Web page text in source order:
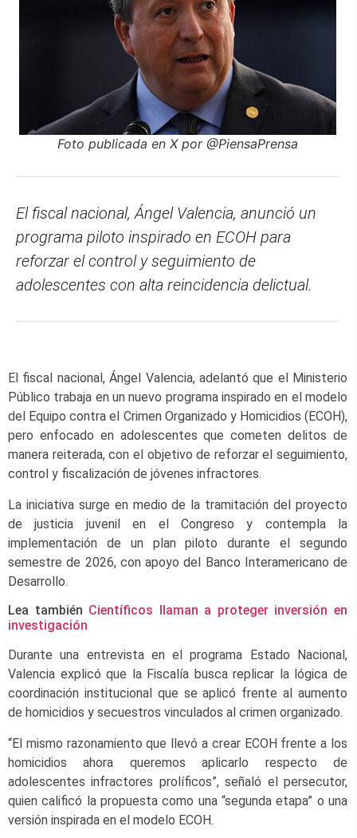
Foto publicada en X por @PiensaPrensa
El fiscal nacional, Ángel Valencia, anunció un
programa piloto inspirado en ECOH para
reforzar el control y seguimiento de
adolescentes con alta reincidencia delictual.
El fiscal nacional, Ángel Valencia, adelantó que el Ministerio
Público trabaja en un nuevo programa inspirado en el modelo
del Equipo contra el Crimen Organizado y Homicidios (ECOH),
pero enfocado en adolescentes que cometen delitos de
manera reiterada, con el objetivo de reforzar el seguimiento,
control y fiscalización de jóvenes infractores.
La iniciativa surge en medio de la tramitación del proyecto
de justicia juvenil en el Congreso y contempla la
implementación de un plan piloto durante el segundo
semestre de 2026, con apoyo del Banco Interamericano de
Desarrollo.
Lea también Científicos llaman a proteger inversión en
investigación
Durante una entrevista en el programa Estado Nacional,
Valencia explicó que la Fiscalía busca replicar la lógica de
coordinación institucional que se aplicó frente al aumento
de homicidios y secuestros vinculados al crimen organizado.
“El mismo razonamiento que llevó a crear ECOH frente a los
homicidios ahora queremos aplicarlo respecto de
adolescentes infractores prolíficos”, señaló el persecutor,
quien calificó la propuesta como una “segunda etapa” o una
versión inspirada en el modelo ECOH.